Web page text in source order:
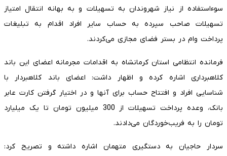
سوءاستفاده از نیاز شهروندان به تسهیلات و به بهانه انتقال امتیاز
تسهیلات صاحب سپرده به حساب سایر افراد اقدام به تبلیغات
پرداخت وام در بستر فضای مجازی می‌کردند.
فرمانده انتظامی استان کرمانشاه به اقدامات مجرمانه اعضای این باند
کلاهبرداری اشاره کرده و اظهار داشت: اعضای باند کلاهبردار با
شناسایی افراد و افتتاح حساب برای آنها و در اختیار گرفتن کارت عابر
بانک، وعده پرداخت تسهیلات از 300 میلیون تومان تا یک میلیارد
تومان را به فریب‌خوردگان می‌دادند.
سردار حاجیان به دستگیری متهمان اشاره داشته و تصریح کرد: